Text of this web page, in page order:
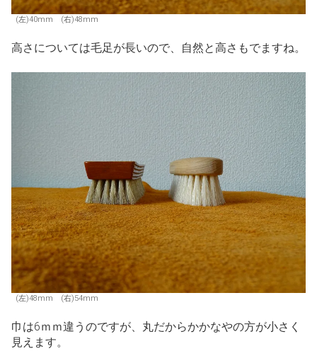
(左)40mm (右)48mm
高さについては毛足が長いので、自然と高さもでますね。
(左)48mm (右)54mm
巾は6ｍｍ違うのですが、丸だからかかなやの方が小さく
見えます。